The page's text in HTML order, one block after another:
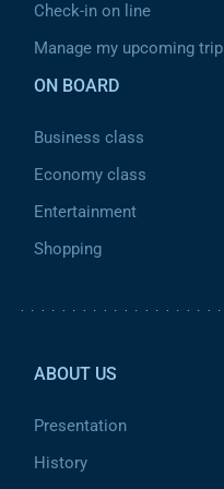
Check-in on line
Manage my upcoming trip
ON BOARD
Business class
Economy class
Entertainment
Shopping
ABOUT US
Presentation
History